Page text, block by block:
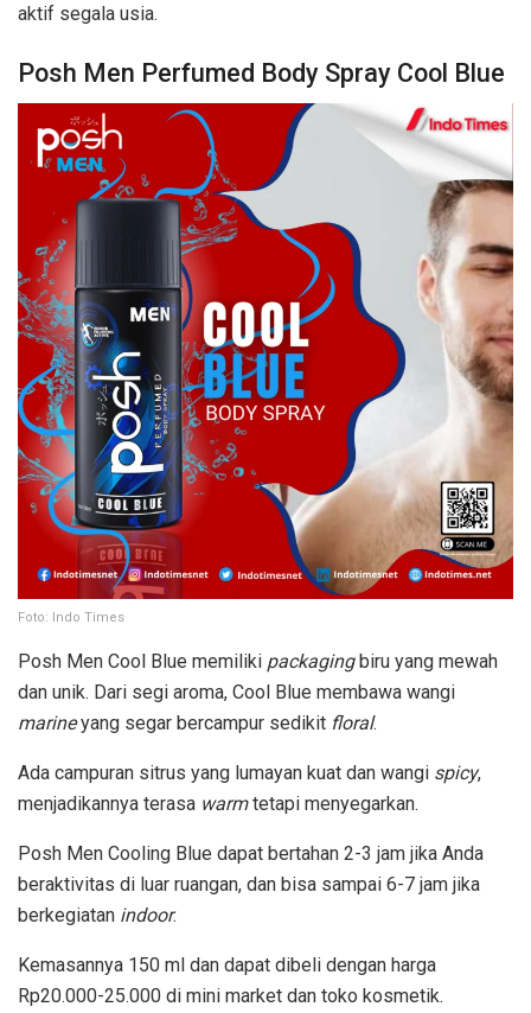
aktif segala usia.
Posh Men Perfumed Body Spray Cool Blue
Foto: Indo Times
Posh Men Cool Blue memiliki packagingbiru yang mewah
dan unik. Dari segi aroma, Cool Blue membawa wangi
marineyang segar bercampur sedikit floral.
Ada campuran sitrus yang lumayan kuat dan wangi spicy,
menjadikannya terasa warmtetapi menyegarkan.
Posh Men Cooling Blue dapat bertahan 2-3 jam jika Anda
beraktivitas di luar ruangan, dan bisa sampai 6-7 jam jika
berkegiatan indoor.
Kemasannya 150 ml dan dapat dibeli dengan harga
Rp20.000-25.000 di mini market dan toko kosmetik.